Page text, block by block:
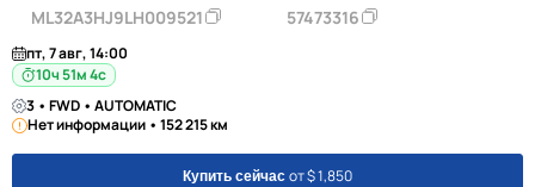
ML32A3HJ9LH009521 57473316
пт, 7 авг, 14:00
10ч 51м 3с
3 • FWD • AUTOMATIC
Нет информации • 152 215 км
Купить сейчас от $ 1,850